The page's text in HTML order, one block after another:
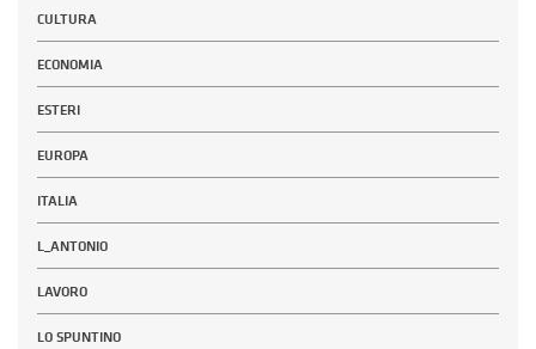
CULTURA
ECONOMIA
ESTERI
EUROPA
ITALIA
L_ANTONIO
LAVORO
LO SPUNTINO